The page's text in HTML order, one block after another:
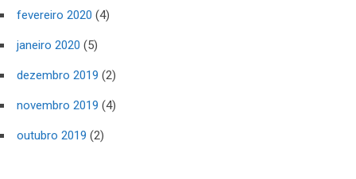
fevereiro 2020 (4)
janeiro 2020 (5)
dezembro 2019 (2)
novembro 2019 (4)
outubro 2019 (2)